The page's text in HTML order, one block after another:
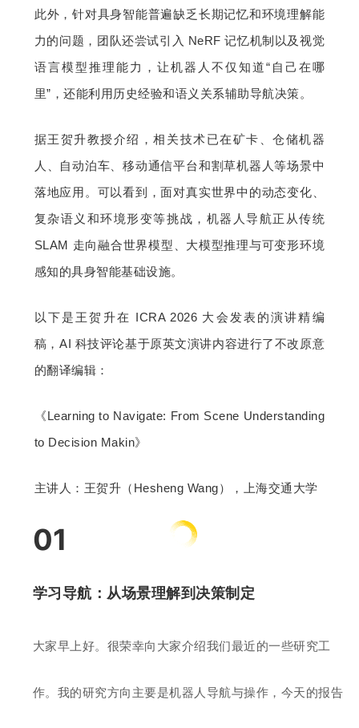
此外，针对具身智能普遍缺乏长期记忆和环境理解能
力的问题，团队还尝试引入 NeRF 记忆机制以及视觉
语言模型推理能力，让机器人不仅知道“自己在哪
里”，还能利用历史经验和语义关系辅助导航决策。
据王贺升教授介绍，相关技术已在矿卡、仓储机器
人、自动泊车、移动通信平台和割草机器人等场景中
落地应用。可以看到，面对真实世界中的动态变化、
复杂语义和环境形变等挑战，机器人导航正从传统
SLAM 走向融合世界模型、大模型推理与可变形环境
感知的具身智能基础设施。
以下是王贺升在 ICRA 2026 大会发表的演讲精编
稿，AI 科技评论基于原英文演讲内容进行了不改原意
的翻译编辑：
《Learning to Navigate: From Scene Understanding
to Decision Makin》
主讲人：王贺升（Hesheng Wang），上海交通大学
01
学习导航：从场景理解到决策制定
大家早上好。很荣幸向大家介绍我们最近的一些研究工
作。我的研究方向主要是机器人导航与操作，今天的报告